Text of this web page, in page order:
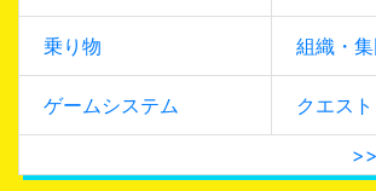
乗り物 組織・
ゲームシステム クエスト